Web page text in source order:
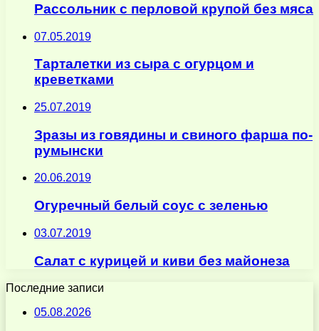
Рассольник с перловой крупой без мяса
07.05.2019
Тарталетки из сыра с огурцом и
креветками
25.07.2019
Зразы из говядины и свиного фарша по-
румынски
20.06.2019
Огуречный белый соус с зеленью
03.07.2019
Салат с курицей и киви без майонеза
Последние записи
05.08.2026